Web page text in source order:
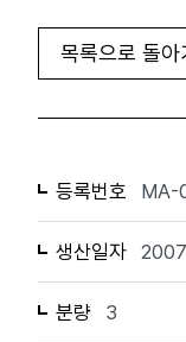
목록으로 돌아
등록번호 MA-
생산일자 2007
분량 3